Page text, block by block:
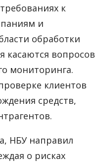
к
и
обработки
касаются вопросов
мониторинга.
клиентов
средств,
НБУ направил
о рисках